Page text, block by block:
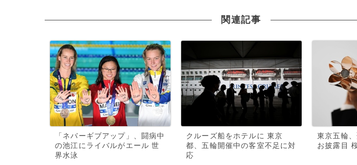
関連記事
「ネバーギブアップ」、闘病中
の池江にライバルがエール 世
界水泳
クルーズ船をホテルに 東京
都、五輪開催中の客室不足に対
応
東京五輪
お披露目